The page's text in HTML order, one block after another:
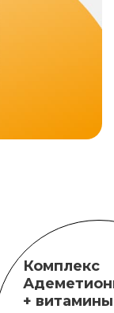
Комплекс
+